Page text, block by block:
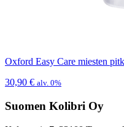
Oxford Easy Care miesten
30,90 € alv. 0%
Suomen Kolibri Oy